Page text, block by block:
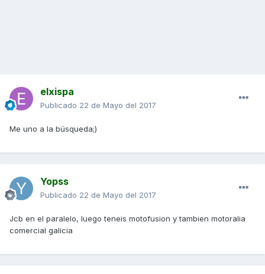
elxispa
Publicado 22 de Mayo del 2017
Me uno a la búsqueda;)
Yopss
Publicado 22 de Mayo del 2017
Jcb en el paralelo, luego teneis motofusion y tambien motoralia
comercial galicia